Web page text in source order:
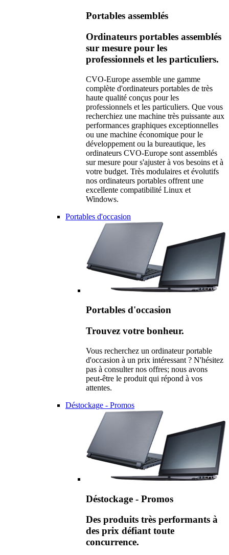
Portables assemblés
Ordinateurs portables assemblés
sur mesure pour les
professionnels et les particuliers.
CVO-Europe assemble une gamme
complète d'ordinateurs portables de très
haute qualité conçus pour les
professionnels et les particuliers. Que vous
recherchiez une machine très puissante aux
performances graphiques exceptionnelles
ou une machine économique pour le
développement ou la bureautique, les
ordinateurs CVO-Europe sont assemblés
sur mesure pour s'ajuster à vos besoins et à
votre budget. Très modulaires et évolutifs
nos ordinateurs portables offrent une
excellente compatibilité Linux et
Windows.
Portables d'occasion
Portables d'occasion
Trouvez votre bonheur.
Vous recherchez un ordinateur portable
d'occasion à un prix intéressant ? N'hésitez
pas à consulter nos offres; nous avons
peut-être le produit qui répond à vos
attentes.
Déstockage - Promos
Déstockage - Promos
Des produits très performants à
des prix défiant toute
concurrence.